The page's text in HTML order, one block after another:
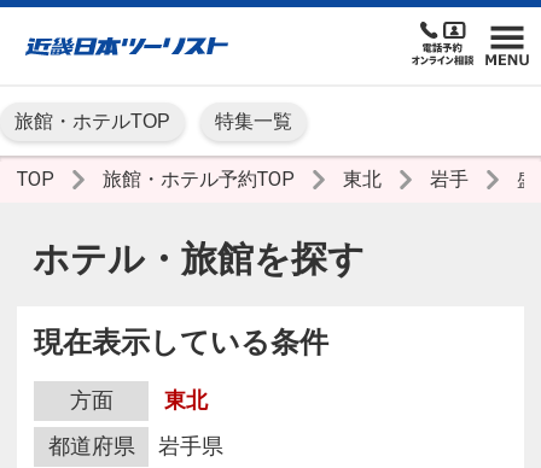
旅館・ホテルTOP 特集一覧
TOP 旅館・ホテル予約TOP 東北 岩手
ホテル・旅館を探す
現在表示している条件
方面
東北
都道府県
岩手県